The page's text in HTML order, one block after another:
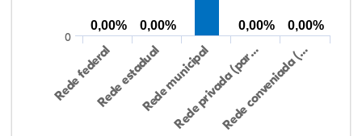
Rede federalRede estadualRede municipal
Rede privada (par…Rede conveniada (…
0
0,00% 0,00% 0,00% 0,00%